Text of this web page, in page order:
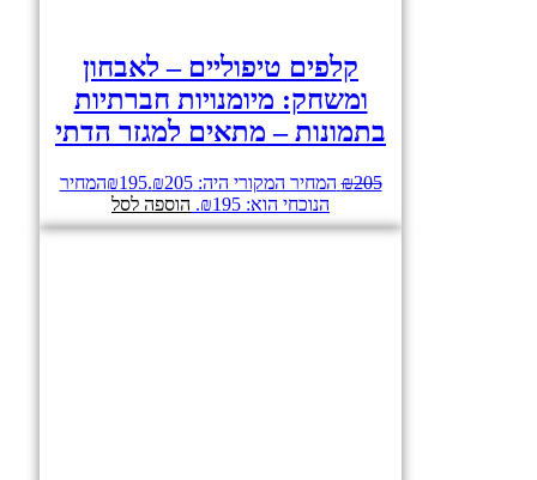
קלפים טיפוליים – לאבחון
ומשחק: מיומנויות חברתיות
בתמונות – מתאים למגזר הדתי
₪205 המחיר המקורי היה: ₪205. ₪195
המחיר
הנוכחי הוא: ₪195.
הוספה לסל